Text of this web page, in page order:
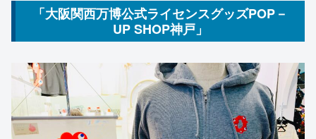
「大阪関西万博公式ライセンスグッズPOP－
UP SHOP神戸」